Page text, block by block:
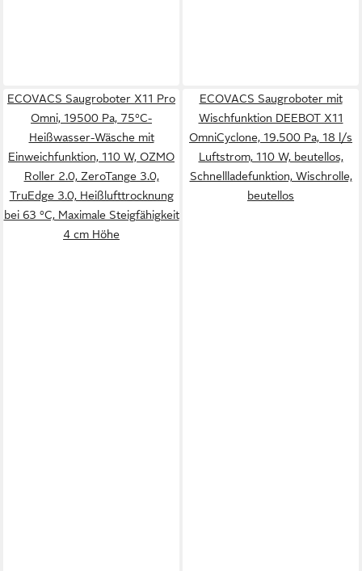
ECOVACS Saugroboter X11 Pro
Omni, 19500 Pa, 75°C-
Heißwasser-Wäsche mit
Einweichfunktion, 110 W, OZMO
Roller 2.0, ZeroTange 3.0,
TruEdge 3.0, Heißlufttrocknung
bei 63 °C, Maximale Steigfähigkeit
4 cm Höhe
ECOVACS Saugroboter mit
Wischfunktion DEEBOT X11
OmniCyclone, 19.500 Pa, 18 l/s
Luftstrom, 110 W, beutellos,
Schnellladefunktion, Wischrolle,
beutellos